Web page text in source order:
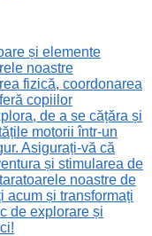
și elemente
noastre
fizică, coordonarea
copiilor
de a se cățăra și
motorii într-un
Asigurați-vă că
și stimularea de
noastre de
acum și transformați
de explorare și